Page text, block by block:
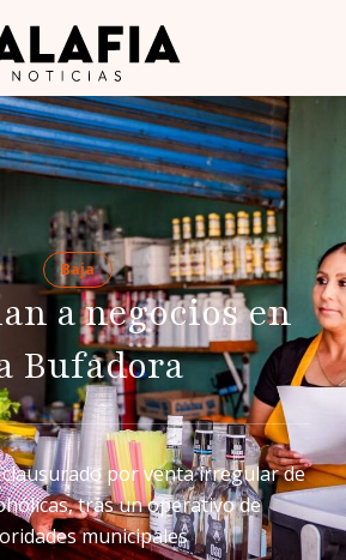
Baja
a negocios en
Bufadora
por venta irregular de
tras un operativo de
municipales